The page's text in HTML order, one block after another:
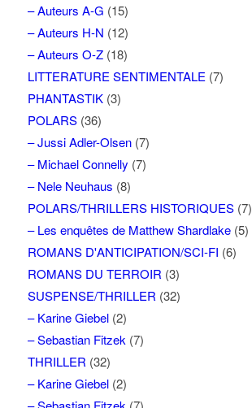
– Auteurs A-G (15)
– Auteurs H-N (12)
– Auteurs O-Z(18)
LITTERATURE SENTIMENTALE (7)
PHANTASTIK(3)
POLARS(36)
– Jussi Adler-Olsen(7)
– Michael Connelly (7)
– Nele Neuhaus (8)
POLARS/THRILLERS HISTORIQUES(7)
– Les enquêtes de Matthew Shardlake(5)
ROMANS D'ANTICIPATION/SCI-FI (6)
ROMANS DU TERROIR (3)
SUSPENSE/THRILLER (32)
– Karine Giebel(2)
– Sebastian Fitzek (7)
THRILLER (32)
– Karine Giebel(2)